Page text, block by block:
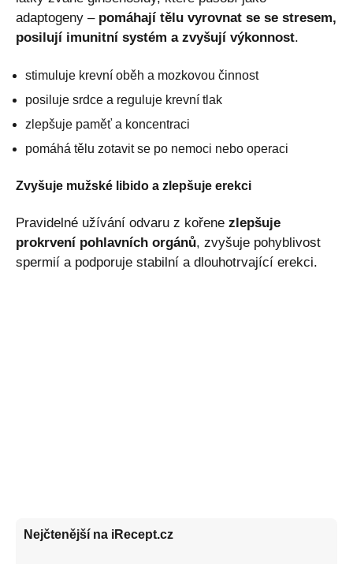
adaptogeny – pomáhají tělu vyrovnat se se stresem,
posilují imunitní systém a zvyšují výkonnost.
stimuluje krevní oběh a mozkovou činnost
posiluje srdce a reguluje krevní tlak
zlepšuje paměť a koncentraci
pomáhá tělu zotavit se po nemoci nebo operaci
Zvyšuje mužské libido a zlepšuje erekci
Pravidelné užívání odvaru z kořene zlepšuje
prokrvení pohlavních orgánů, zvyšuje pohyblivost
spermií a podporuje stabilní a dlouhotrvající erekci.
Nejčtenější na iRecept.cz